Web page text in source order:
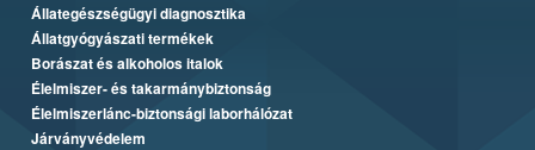
Állategészségügyi diagnosztika
Állatgyógyászati termékek
Borászat és alkoholos italok
Élelmiszer- és takarmánybiztonság
Élelmiszerlánc-biztonsági laborhálózat
Járványvédelem